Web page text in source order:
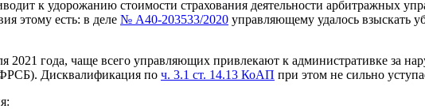
к удорожанию стоимости страхования деятельности арбитражных
этому есть: в деле № А40-203533/2020 управляющему удалось взыскать
2021 года, чаще всего управляющих привлекают к административке за
Дисквалификация по ч. 3.1 ст. 14.13 КоАП при этом не сильно